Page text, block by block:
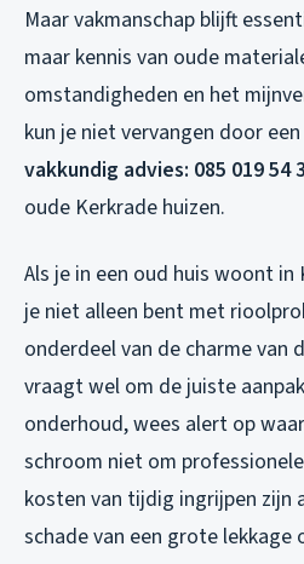
Maar vakmanschap blijft
maar kennis van oude
omstandigheden en het
kun je niet vervangen door
vakkundig advies: 085 019 54
oude Kerkrade huizen.
Als je in een oud huis woont
je niet alleen bent met
onderdeel van de charme van
vraagt wel om de juiste
onderhoud, wees alert op
schroom niet om
kosten van tijdig ingrijpen zijn
schade van een grote